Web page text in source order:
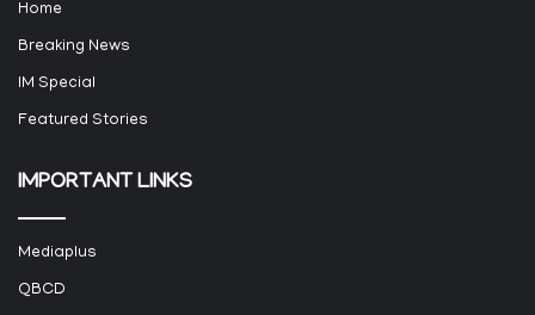
Home
Breaking News
IM Special
Featured Stories
IMPORTANT LINKS
Mediaplus
QBCD